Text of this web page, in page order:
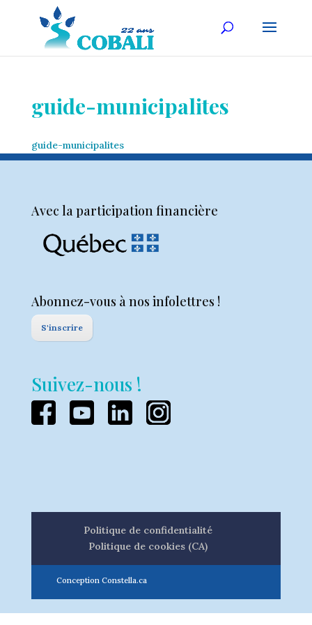
guide-municipalites
guide-municipalites
Avec la participation financière
Abonnez-vous à nos infolettres !
S'inscrire
Suivez-nous !
Politique de confidentialité
Politique de cookies (CA)
Conception Constella.ca